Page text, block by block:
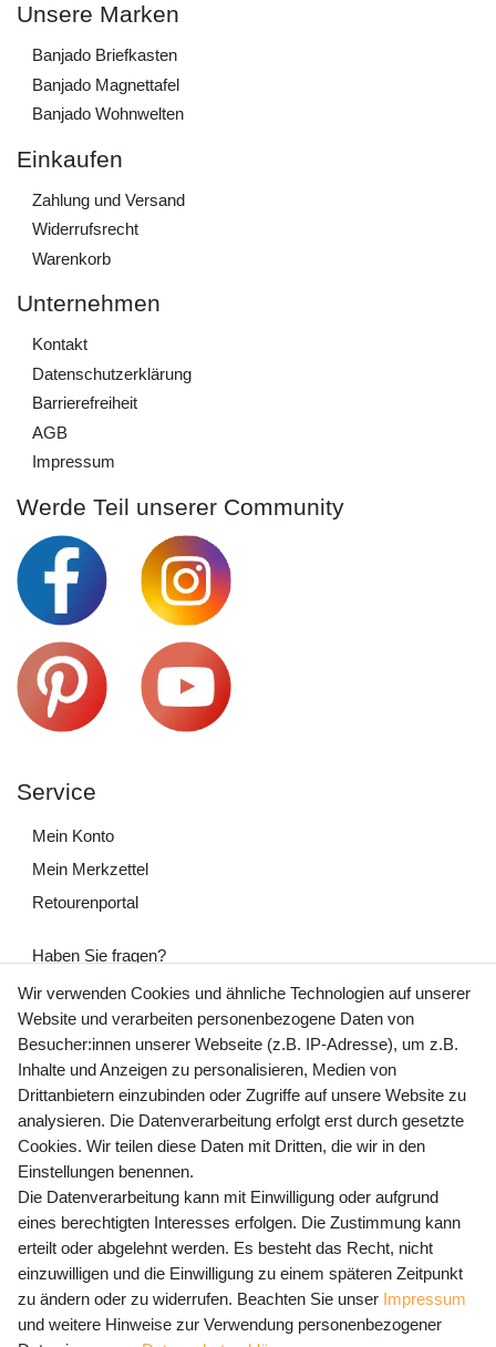
Unsere Marken
Banjado Briefkasten
Banjado Magnettafel
Banjado Wohnwelten
Einkaufen
Zahlung und Versand
Widerrufs­recht
Warenkorb
Unternehmen
Kontakt
Daten­schutz­erklärung
Barrierefreiheit
AGB
Impressum
Werde Teil unserer Community
Service
Mein Konto
Mein Merkzettel
Retourenportal
Haben Sie fragen?
+49 (0) 35243 460 400
Mo-Fr 9-15 Uhr
shop@banjado.com
Preisangaben inkl. gesetzl. MwSt. und zzgl. Service- und
Versandkosten
Newsletter Anmeldung - Keine Angebote
mehr verpassen!
E-MAIL **
Newsletter
Wir verwenden Cookies und ähnliche Technologien auf unserer
Website und verarbeiten personenbezogene Daten von
Besucher:innen unserer Webseite (z.B. IP-Adresse), um z.B.
Inhalte und Anzeigen zu personalisieren, Medien von
Drittanbietern einzubinden oder Zugriffe auf unsere Website zu
analysieren. Die Datenverarbeitung erfolgt erst durch gesetzte
Cookies. Wir teilen diese Daten mit Dritten, die wir in den
Einstellungen benennen.
Die Datenverarbeitung kann mit Einwilligung oder aufgrund
eines berechtigten Interesses erfolgen. Die Zustimmung kann
erteilt oder abgelehnt werden. Es besteht das Recht, nicht
einzuwilligen und die Einwilligung zu einem späteren Zeitpunkt
zu ändern oder zu widerrufen. Beachten Sie unser Impressum
und weitere Hinweise zur Verwendung personenbezogener